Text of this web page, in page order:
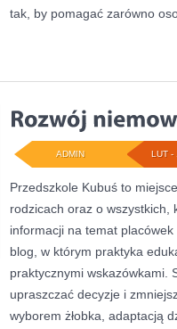
tak, by pomagać zarówno
LUT -
ADMIN
Przedszkole Kubuś to
rodzicach oraz o wszystkich,
informacji na temat placówek
blog, w którym praktyka
praktycznymi wskazówkami.
upraszczać decyzje i
wyborem żłobka, adaptacją